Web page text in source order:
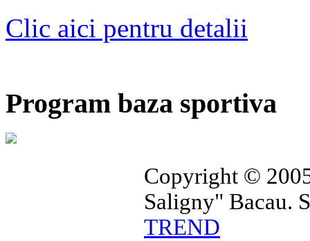
Clic aici pentru detalii
Program baza sportiva
Copyright ©
Saligny" Bacau.
TREND